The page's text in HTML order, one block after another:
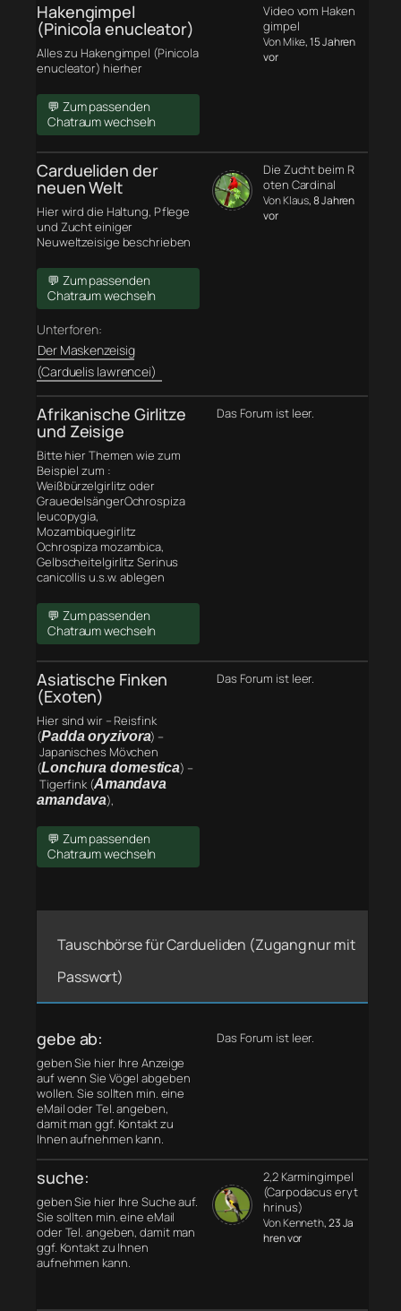
Hakengimpel
(Pinicola enucleator)
Alles zu Hakengimpel (Pinicola
enucleator) hierher
💬 Zum passenden
Chatraum wechseln
Video vom Haken
gimpel
Von Mike, 15 Jahren
vor
Cardueliden der
neuen Welt
Hier wird die Haltung, Pflege
und Zucht einiger
Neuweltzeisige beschrieben
💬 Zum passenden
Chatraum wechseln
Unterforen:
Der Maskenzeisig
(Carduelis lawrencei)
Die Zucht beim R
oten Cardinal
Von Klaus, 8 Jahren
vor
Afrikanische Girlitze
und Zeisige
Bitte hier Themen wie zum
Beispiel zum :
Weißbürzelgirlitz oder
GrauedelsängerOchrospiza
leucopygia,
Mozambiquegirlitz
Ochrospiza mozambica,
Gelbscheitelgirlitz Serinus
canicollis u.s.w. ablegen
💬 Zum passenden
Chatraum wechseln
Das Forum ist leer.
Asiatische Finken
(Exoten)
Hier sind wir – Reisfink
(Padda oryzivora) –
Japanisches Mövchen
(Lonchura domestica) –
Tigerfink (Amandava
amandava),
💬 Zum passenden
Chatraum wechseln
Das Forum ist leer.
Tauschbörse für Cardueliden (Zugang nur mit
Passwort)
gebe ab:
geben Sie hier Ihre Anzeige
auf wenn Sie Vögel abgeben
wollen. Sie sollten min. eine
eMail oder Tel. angeben,
damit man ggf. Kontakt zu
Ihnen aufnehmen kann.
Das Forum ist leer.
suche:
geben Sie hier Ihre Suche auf.
Sie sollten min. eine eMail
oder Tel. angeben, damit man
ggf. Kontakt zu Ihnen
aufnehmen kann.
2,2 Karmingimpel
(Carpodacus eryt
hrinus)
Von Kenneth, 23 Ja
hren vor